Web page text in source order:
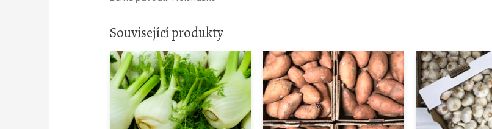
Související produkty